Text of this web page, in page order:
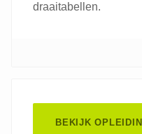
draaitabellen.
BEKIJK